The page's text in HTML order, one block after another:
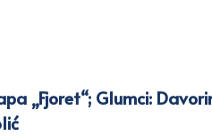
„Fjoret“; Glumci: